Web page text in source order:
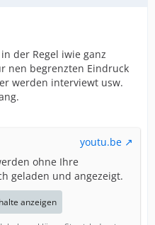
der Regel iwie ganz
nen begrenzten Eindruck
werden interviewt usw.
youtu.be
ohne Ihre
geladen und angezeigt.
anzeigen